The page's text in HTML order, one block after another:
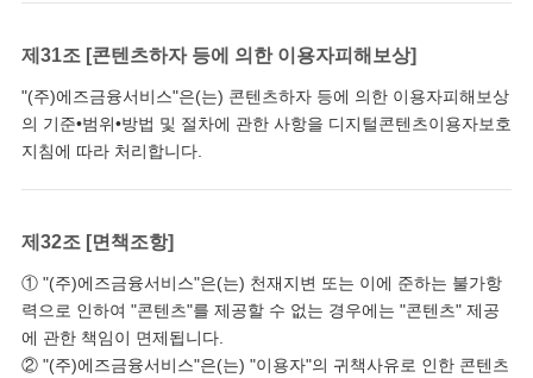
제31조 [콘텐츠하자 등에 의한 이용자피해보상]
"(주)에즈금융서비스"은(는) 콘텐츠하자 등에 의한 이용자피해보상
의 기준•범위•방법 및 절차에 관한 사항을 디지털콘텐츠이용자보호
지침에 따라 처리합니다.
제32조 [면책조항]
① "(주)에즈금융서비스"은(는) 천재지변 또는 이에 준하는 불가항
력으로 인하여 "콘텐츠"를 제공할 수 없는 경우에는 "콘텐츠" 제공
에 관한 책임이 면제됩니다.
② "(주)에즈금융서비스"은(는) "이용자"의 귀책사유로 인한 콘텐츠